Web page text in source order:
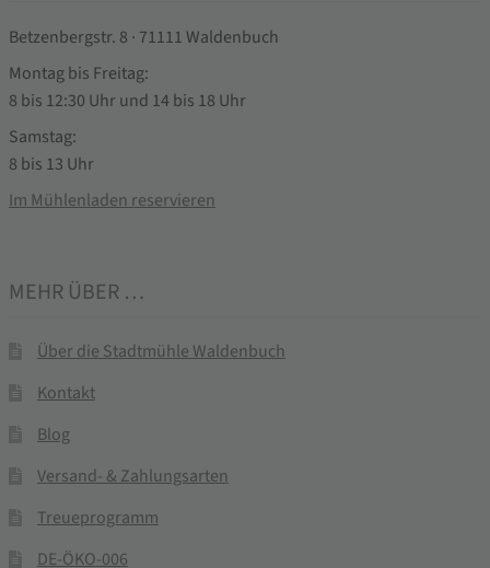
Betzenbergstr. 8 · 71111 Waldenbuch
Montag bis Freitag:
8 bis 12:30 Uhr und 14 bis 18 Uhr
Samstag:
8 bis 13 Uhr
Im Mühlenladen reservieren
MEHR ÜBER …
Über die Stadtmühle Waldenbuch
Kontakt
Blog
Versand- & Zahlungsarten
Treueprogramm
DE-ÖKO-006